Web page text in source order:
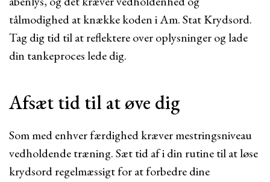
tålmodighed at knække koden i Am. Stat Krydsord.
Tag dig tid til at reflektere over oplysninger og lade
din tankeproces lede dig.
Afsæt tid til at øve dig
Som med enhver færdighed kræver mestringsniveau
vedholdende træning. Sæt tid af i din rutine til at løse
krydsord regelmæssigt for at forbedre dine